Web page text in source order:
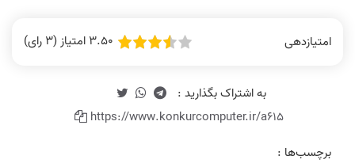
امتیازدهی 3.50 امتیاز (3 رای)
https://www.konkurcomputer.ir/a615
برچسب‌ها :